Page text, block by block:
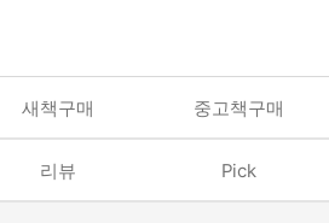
새책구매 중고책구매
리뷰 Pick